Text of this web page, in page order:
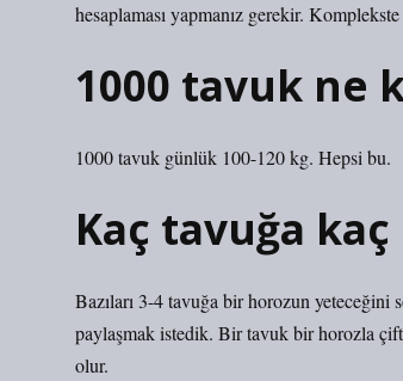
hesaplaması yapmanız gerekir.
1000 tavuk ne
1000 tavuk günlük 100-120 kg. Hepsi bu.
Kaç tavuğa
Bazıları 3-4 tavuğa bir horozun
paylaşmak istedik. Bir tavuk bir horozla
olur.